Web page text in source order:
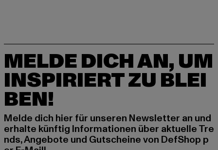
MELDE DICH AN, UM
INSPIRIERT ZU BLEI
BEN!
Melde dich hier für unseren Newsletter an und
erhalte künftig Informationen über aktuelle Tre
nds, Angebote und Gutscheine von DefShop p